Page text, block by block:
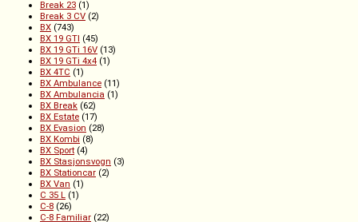
Break 23 (1)
Break 3 CV (2)
BX (743)
BX 19 GTI (45)
BX 19 GTi 16V (13)
BX 19 GTi 4x4 (1)
BX 4TC (1)
BX Ambulance (11)
BX Ambulancia (1)
BX Break (62)
BX Estate (17)
BX Evasion (28)
BX Kombi (8)
BX Sport (4)
BX Stasjonsvogn (3)
BX Stationcar (2)
BX Van (1)
C 35 L (1)
C-8 (26)
C-8 Familiar (22)